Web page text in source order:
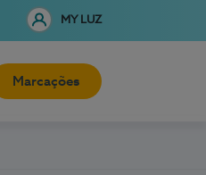
MY LUZ
Marcações